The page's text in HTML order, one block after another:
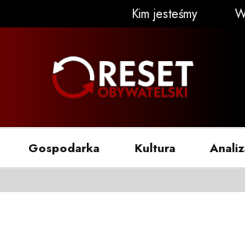
Kim jesteśmy
Gospodarka Kultura